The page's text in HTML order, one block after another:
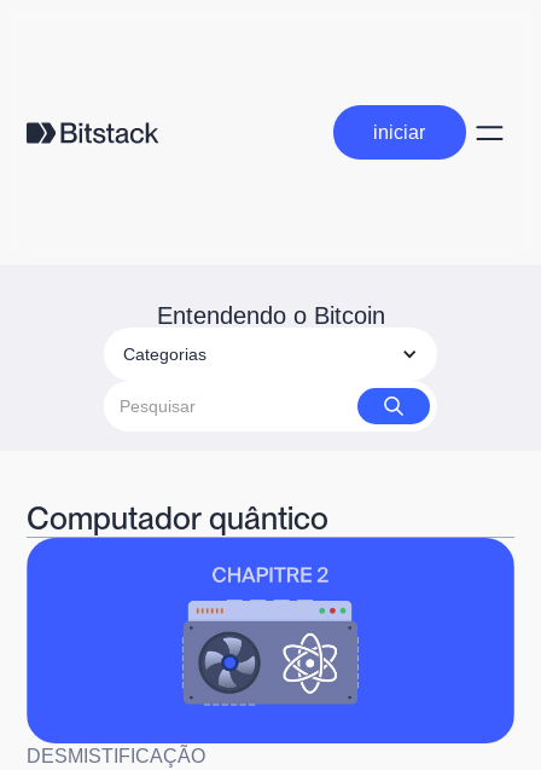
iniciar
iniciar
Entendendo o Bitcoin
Categorias
Computador quântico
DESMISTIFICAÇÃO